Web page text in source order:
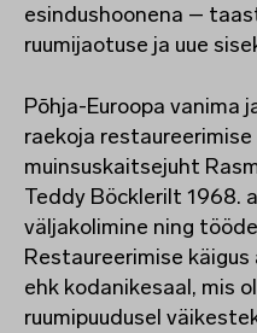
esindushoonena –
ruumijaotuse ja uue
Põhja-Euroopa vanima
raekoja
muinsuskaitsejuht
Teddy Böcklerilt 1968.
väljakolimine ning
Restaureerimise
ehk kodanikesaal, mis
ruumipuudusel